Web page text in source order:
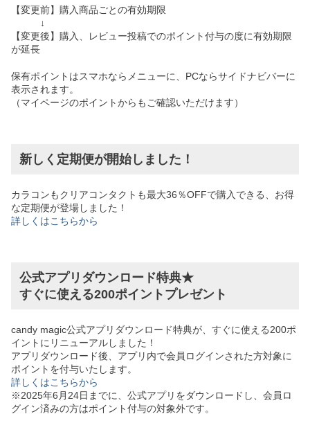
【変更前】購入商品ごとの有効期限
↓
【変更後】購入、レビュー投稿でのポイント付与の度に有効期限
が延長
保有ポイントはスマホならメニューに、PCならサイドナビバーに
表示されます。
（マイページのポイントからもご確認いただけます）
新しく定期便が開始しました！
カラコンもクリアコンタクトも最大36％OFFで購入できる、お得
な定期便が登場しました！
詳しくはこちらから
公式アプリダウンロード特典★
すぐに使える200ポイントプレゼント
candy magic公式アプリダウンロード特典が、すぐに使える200ポ
イントにリニューアルしました！
アプリダウンロード後、アプリ内で会員ログインされた方対象に
ポイントを付与いたします。
詳しくはこちらから
※2025年6月24日までに、公式アプリをダウンロードし、会員ロ
グイン済みの方はポイント付与の対象外です。